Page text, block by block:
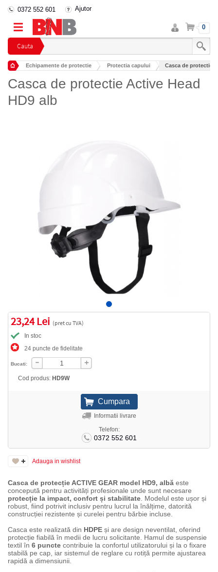
Cauta
0372 552 601 Ajutor
Intra
in
cont
Cos 0
Echipamente de protectie
Protectia capului
Casca de protectie
Casca de protectie Active Head
HD9 alb
23,24 Lei (pret cu TVA)
In stoc
24 puncte de fidelitate
Bucati:
Cod produs: HD9W
Informatii livrare
Telefon:
0372 552 601
Adauga in wishlist
Casca de protecție ACTIVE GEAR model HD9, albăeste
concepută pentru activități profesionale unde sunt necesare
protecție la impact, confort și stabilitate. Modelul este ușor și
robust, fiind potrivit inclusiv pentru lucrul la înălțime, datorită
construcției rezistente și curelei pentru bărbie incluse.
Casca este realizată din HDPEși are design neventilat, oferind
protecție fiabilă în medii de lucru solicitante. Hamul de suspensie
textil în 6 punctecontribuie la confortul utilizatorului și la o fixare
stabilă pe cap, iar sistemul de reglare cu rotiță permite ajustarea
rapidă a dimensiunii.